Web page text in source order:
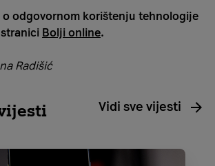
o odgovornom korištenju tehnologije
Bolji online.
Radišić
Vidi sve vijesti